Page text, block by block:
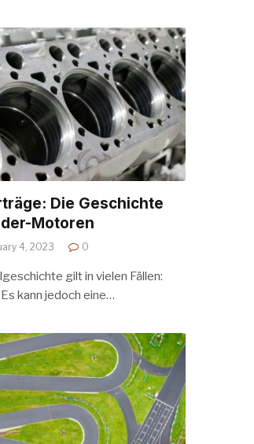
Die Geschichte
Motoren
4, 2023 0
gilt in vielen Fällen:
kann jedoch eine…